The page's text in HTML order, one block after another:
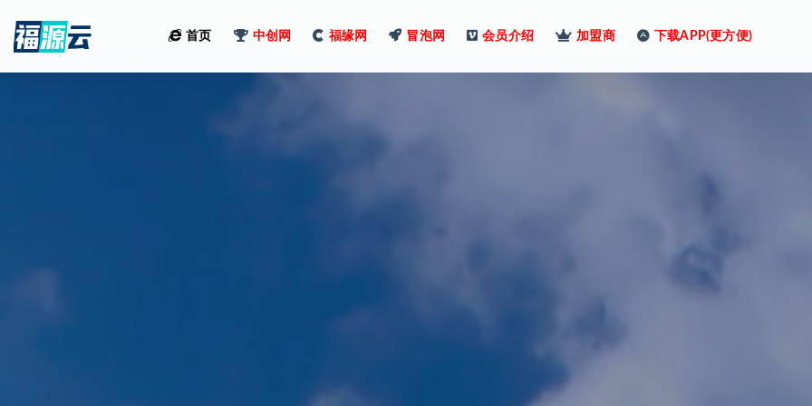
首页 中创网 福缘网 冒泡网 会员介绍 加盟商 下载APP(更方便)